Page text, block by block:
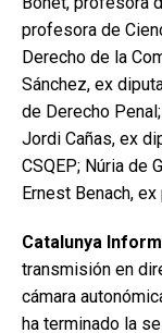
profesora de
Derecho de la
Sánchez, ex
de Derecho
Jordi Cañas, ex
CSQEP; Núria de
Ernest Benach,
Catalunya
transmisión en
cámara
ha terminado la